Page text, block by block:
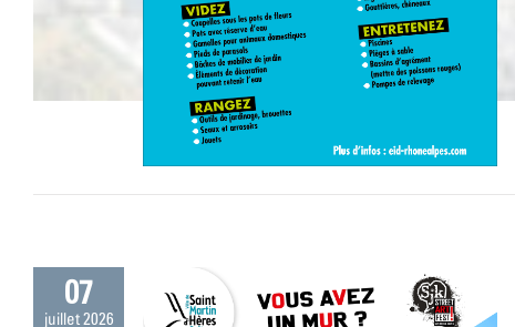
07
juillet 2026